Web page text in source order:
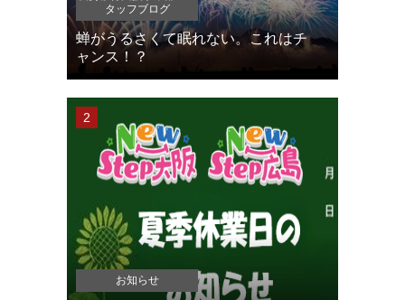
タッフブログ
蝉がうるさくて眠れない。これはチ
ャンス！？
お知らせ